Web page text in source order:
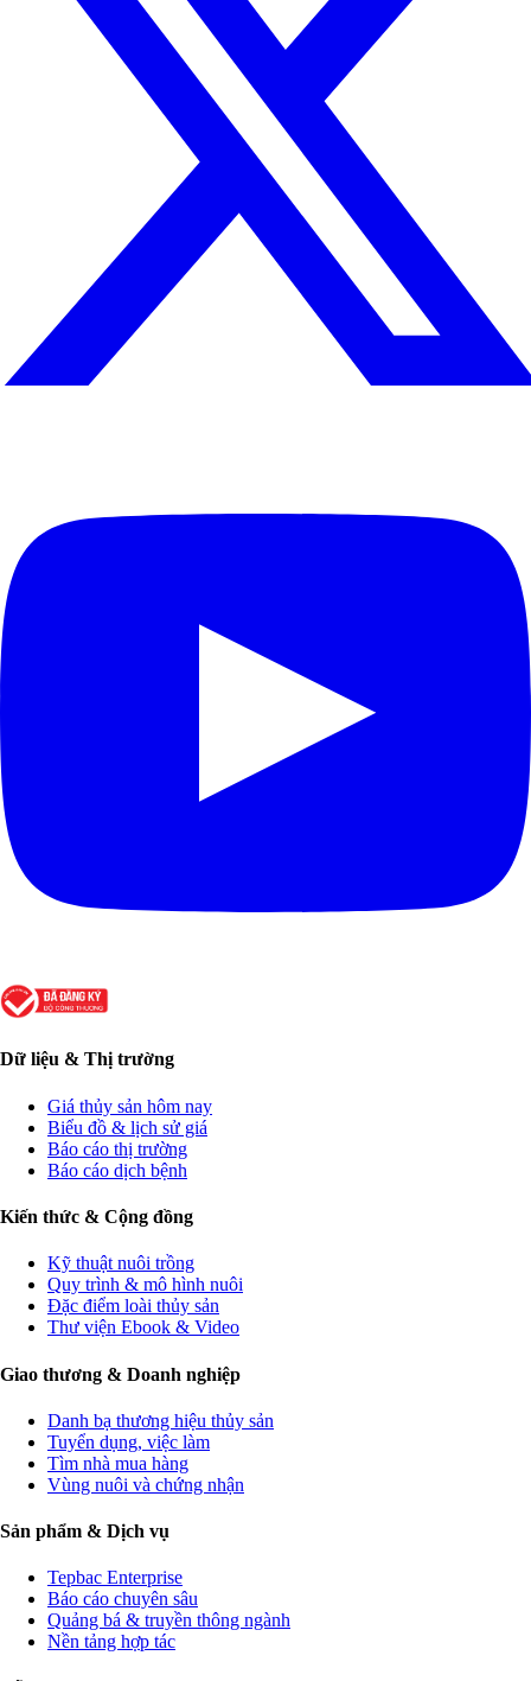
Dữ liệu & Thị trường
Giá thủy sản hôm nay
Biểu đồ & lịch sử giá
Báo cáo thị trường
Báo cáo dịch bệnh
Kiến thức & Cộng đồng
Kỹ thuật nuôi trồng
Quy trình & mô hình nuôi
Đặc điểm loài thủy sản
Thư viện Ebook & Video
Giao thương & Doanh nghiệp
Danh bạ thương hiệu thủy sản
Tuyển dụng, việc làm
Tìm nhà mua hàng
Vùng nuôi và chứng nhận
Sản phẩm & Dịch vụ
Tepbac Enterprise
Báo cáo chuyên sâu
Quảng bá & truyền thông ngành
Nền tảng hợp tác